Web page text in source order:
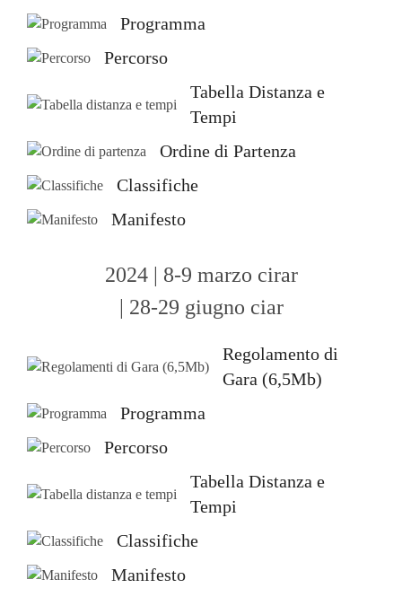
Programma
Percorso
Tabella Distanza e
Tempi
Ordine di Partenza
Classifiche
Manifesto
2024 | 8-9 marzo cirar
| 28-29 giugno ciar
Regolamento di
Gara (6,5Mb)
Programma
Percorso
Tabella Distanza e
Tempi
Classifiche
Manifesto